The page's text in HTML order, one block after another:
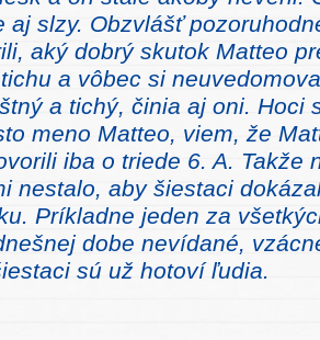
aj slzy. Obzvlášť
aký dobrý skutok Matteo
a vôbec si
a tichý, činia aj oni. Hoci
meno Matteo, viem, že
iba o triede 6. A. Takže
nestalo, aby šiestaci
Príkladne jeden za
dobe nevídané,
sú už hotoví ľudia.